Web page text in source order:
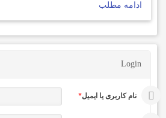
ادامه مطلب
Login
نام کاربری یا ایمیل*